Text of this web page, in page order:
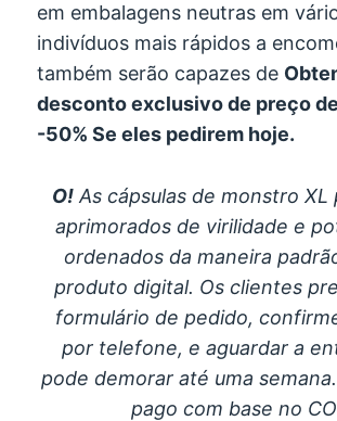
em embalagens neutras em
indivíduos mais rápidos a
também serão capazes de
desconto exclusivo de preço
-50% Se eles pedirem hoje.
O! As cápsulas de monstro XL
aprimorados de virilidade e
ordenados da maneira
produto digital. Os clientes
formulário de pedido,
por telefone, e aguardar a
pode demorar até uma
pago com base no